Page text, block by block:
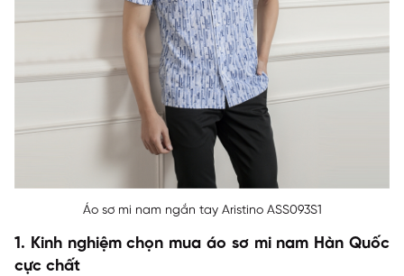
Áo sơ mi nam ngắn tay Aristino ASS093S1
1. Kinh nghiệm chọn mua áo sơ mi nam Hàn Quốc
cực chất